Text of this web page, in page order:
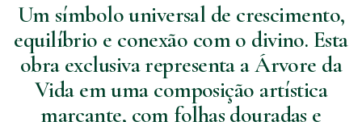
Um símbolo universal de crescimento,
equilíbrio e conexão com o divino. Esta
obra exclusiva representa a Árvore da
Vida em uma composição artística
marcante, com folhas douradas e